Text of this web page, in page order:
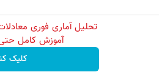
تحلیل آماری فوری
آموزش کامل
کلیک